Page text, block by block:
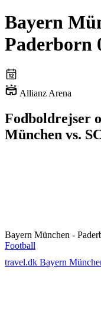
Bayern
Paderborn
Allianz Arena
Fodboldrejser
München vs.
Bayern München -
Football
travel.dk Bayern